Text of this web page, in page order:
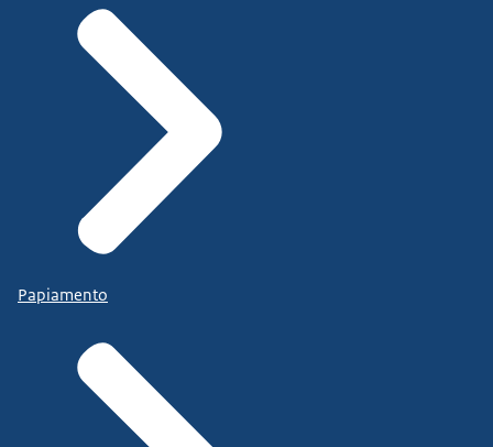
Papiamento